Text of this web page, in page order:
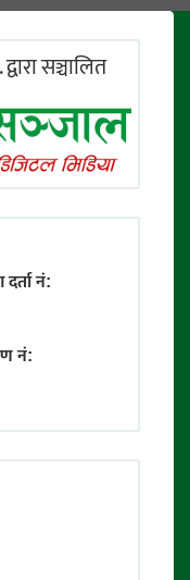
सञ्चालित
नं:
नं: